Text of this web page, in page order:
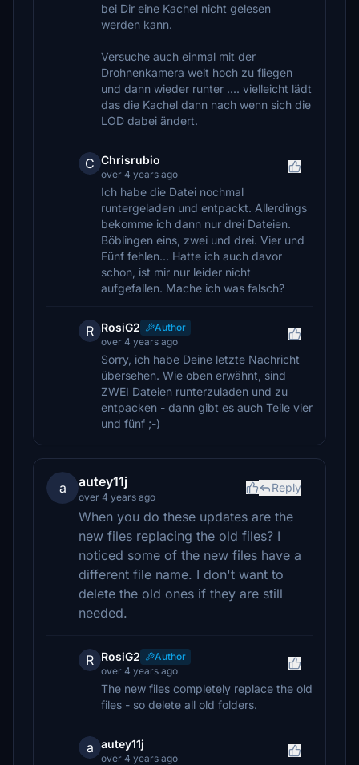
bei Dir eine Kachel nicht gelesen
werden kann.
Versuche auch einmal mit der
Drohnenkamera weit hoch zu fliegen
und dann wieder runter .... vielleicht lädt
das die Kachel dann nach wenn sich die
LOD dabei ändert.
C Chrisrubio
over 4 years ago
Ich habe die Datei nochmal
runtergeladen und entpackt. Allerdings
bekomme ich dann nur drei Dateien.
Böblingen eins, zwei und drei. Vier und
Fünf fehlen... Hatte ich auch davor
schon, ist mir nur leider nicht
aufgefallen. Mache ich was falsch?
R RosiG2
Author
over 4 years ago
Sorry, ich habe Deine letzte Nachricht
übersehen. Wie oben erwähnt, sind
ZWEI Dateien runterzuladen und zu
entpacken - dann gibt es auch Teile vier
und fünf ;-)
a autey11j
over 4 years ago
Reply
When you do these updates are the
new files replacing the old files? I
noticed some of the new files have a
different file name. I don't want to
delete the old ones if they are still
needed.
R RosiG2
Author
over 4 years ago
The new files completely replace the old
files - so delete all old folders.
a autey11j
over 4 years ago